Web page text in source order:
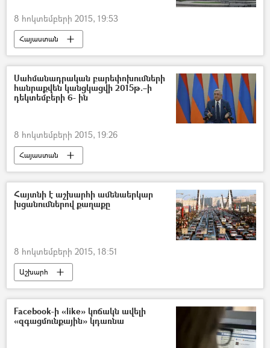
8 հոկտեմբերի 2015, 19:53
Հայաստան
Սահմանադրական բարեփոխումների
հանրաքվեն կանցկացվի 2015թ.–ի
դեկտեմբերի 6- ին
8 հոկտեմբերի 2015, 19:26
Հայաստան
Հայտնի է աշխարհի ամենաերկար
խցանումներով քաղաքը
8 հոկտեմբերի 2015, 18:51
Աշխարհ
Facebook-ի «like» կոճակն ավելի
«զգացմունքային» կդառնա